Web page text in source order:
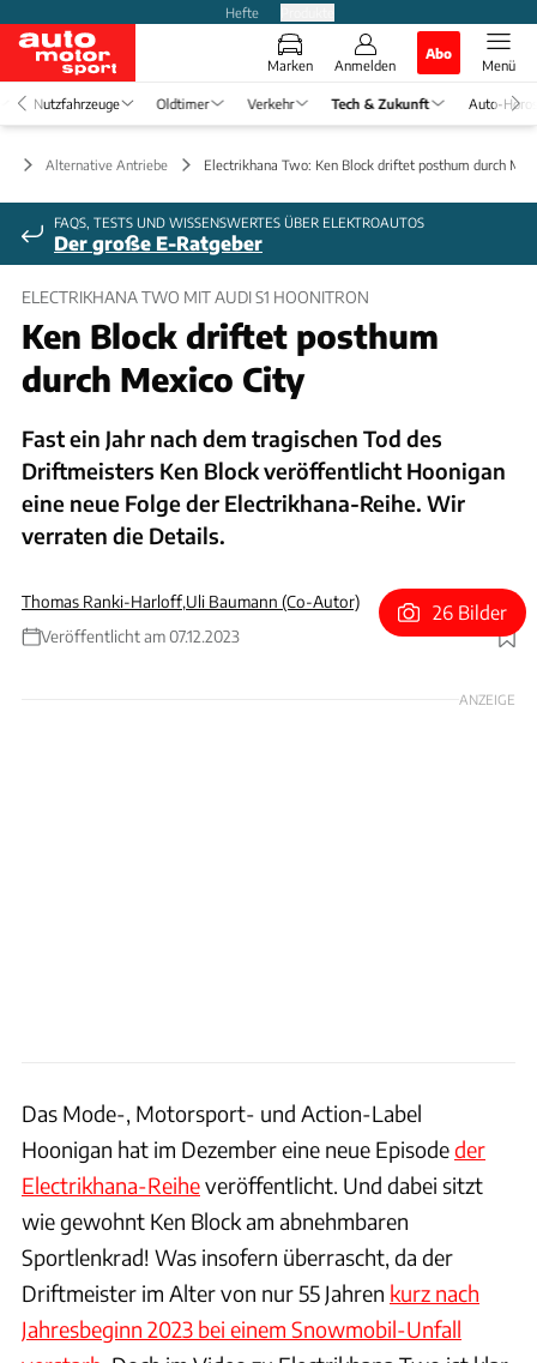
Hefte
Marken Anmelden
Abo
Menü
Nutzfahrzeuge Oldtimer Verkehr Tech & Zukunft Auto-
Alternative Antriebe Electrikhana Two: Ken Block driftet posthum durch
FAQS, TESTS UND WISSENSWERTES ÜBER ELEKTROAUTOS
Der große E-Ratgeber
ELECTRIKHANA TWO MIT AUDI S1 HOONITRON
Ken Block driftet posthum
durch Mexico City
Fast ein Jahr nach dem tragischen Tod des
Driftmeisters Ken Block veröffentlicht Hoonigan
eine neue Folge der Electrikhana-Reihe. Wir
verraten die Details.
Thomas Ranki-Harloff,Uli Baumann (Co-Autor)
Veröffentlicht am 07.12.2023
Foto: Audi
26 Bilder
ANZEIGE
Das Mode-, Motorsport- und Action-Label
Hoonigan hat im Dezember eine neue Episodeder
Electrikhana-Reiheveröffentlicht. Und dabei sitzt
wie gewohnt Ken Block am abnehmbaren
Sportlenkrad! Was insofern überrascht, da der
Driftmeister im Alter von nur 55 Jahren kurz nach
Jahresbeginn 2023 bei einem Snowmobil-Unfall